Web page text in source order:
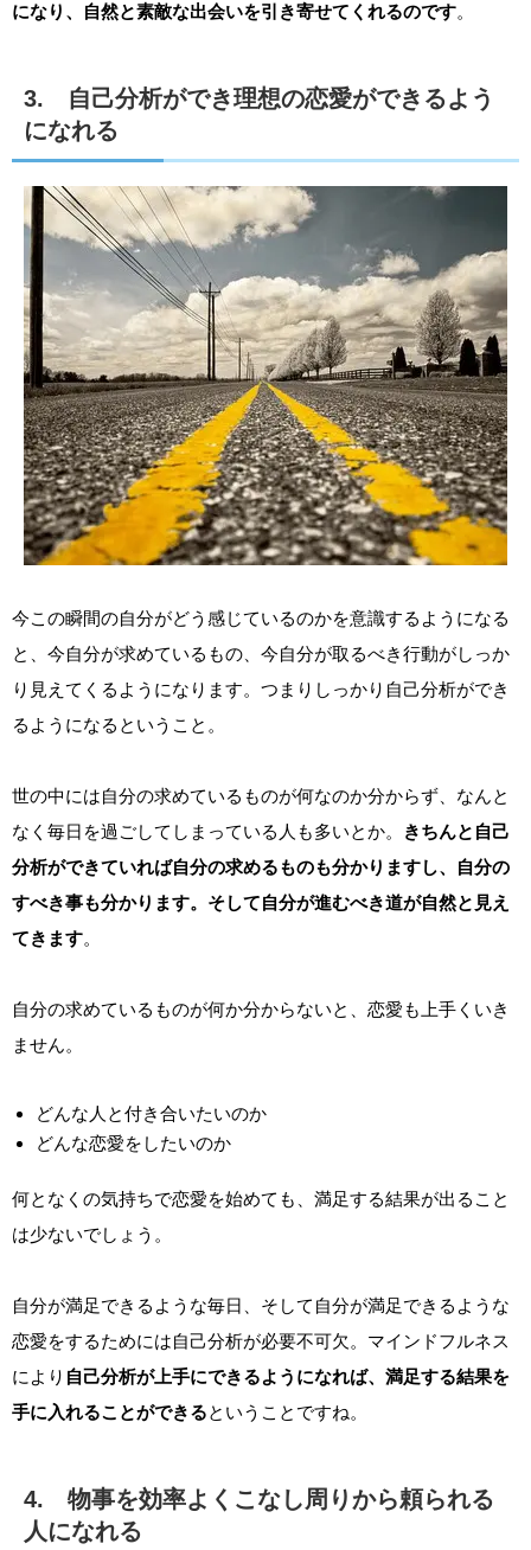
になり、自然と素敵な出会いを引き寄せてくれるのです。
3. 自己分析ができ理想の恋愛ができるよう
になれる
今この瞬間の自分がどう感じているのかを意識するようになる
と、今自分が求めているもの、今自分が取るべき行動がしっか
り見えてくるようになります。つまりしっかり自己分析ができ
るようになるということ。
世の中には自分の求めているものが何なのか分からず、なんと
なく毎日を過ごしてしまっている人も多いとか。
きちんと自己
分析ができていれば自分の求めるものも分かりますし、自分の
すべき事も分かります。そして自分が進むべき道が自然と見え
てきます。
自分の求めているものが何か分からないと、恋愛も上手くいき
ません。
どんな人と付き合いたいのか
どんな恋愛をしたいのか
何となくの気持ちで恋愛を始めても、満足する結果が出ること
は少ないでしょう。
自分が満足できるような毎日、そして自分が満足できるような
恋愛をするためには自己分析が必要不可欠。マインドフルネス
により 自己分析が上手にできるようになれば、満足する結果を
手に入れることができるということですね。
4. 物事を効率よくこなし周りから頼られる
人になれる